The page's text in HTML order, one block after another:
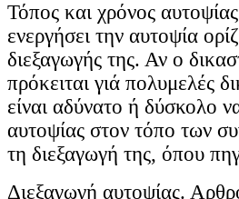
Τόπος και χρόνος
ενεργήσει την αυτοψία
διεξαγωγής της. Αν ο
πρόκειται γιά πολυμελές
είναι αδύνατο ή δύσκολο
αυτοψίας στον τόπο των
τη διεξαγωγή της, όπου
Διεξαγωγή αυτοψίας.